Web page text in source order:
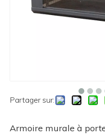
Partager sur:
Armoire murale à